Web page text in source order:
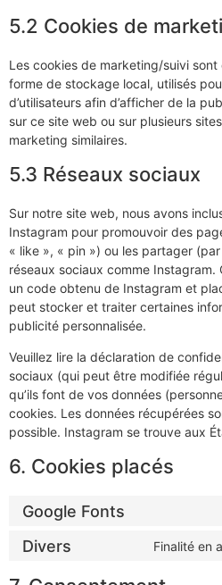
5.2 Cookies de
Les cookies de marketing/suivi
forme de stockage local, utilisés
d’utilisateurs afin d’afficher de la
sur ce site web ou sur plusieurs
marketing similaires.
5.3 Réseaux sociaux
Sur notre site web, nous avons
Instagram pour promouvoir des
« like », « pin ») ou les partager
réseaux sociaux comme
un code obtenu de Instagram et
peut stocker et traiter certaines
publicité personnalisée.
Veuillez lire la déclaration de
sociaux (qui peut être modifiée
qu’ils font de vos données
cookies. Les données récupérées
possible. Instagram se trouve aux
6. Cookies placés
Google Fonts
Divers Finalité en